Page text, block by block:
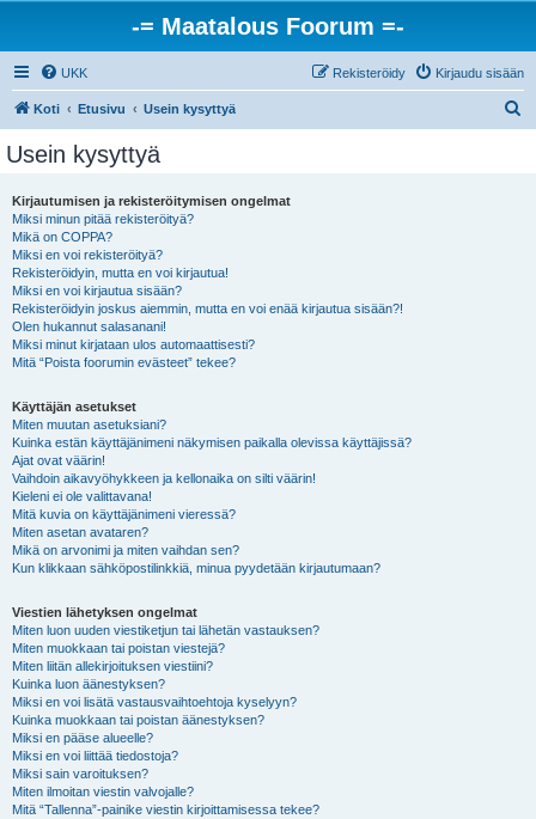
-= Maatalous Foorum =-
UKK Kirjaudu sisään
Rekisteröidy
Koti Etusivu Usein kysyttyä
Usein kysyttyä
Kirjautumisen ja rekisteröitymisen ongelmat
Miksi minun pitää rekisteröityä?
Mikä on COPPA?
Miksi en voi rekisteröityä?
Rekisteröidyin, mutta en voi kirjautua!
Miksi en voi kirjautua sisään?
Rekisteröidyin joskus aiemmin, mutta en voi enää kirjautua sisään?!
Olen hukannut salasanani!
Miksi minut kirjataan ulos automaattisesti?
Mitä “Poista foorumin evästeet” tekee?
Käyttäjän asetukset
Miten muutan asetuksiani?
Kuinka estän käyttäjänimeni näkymisen paikalla olevissa käyttäjissä?
Ajat ovat väärin!
Vaihdoin aikavyöhykkeen ja kellonaika on silti väärin!
Kieleni ei ole valittavana!
Mitä kuvia on käyttäjänimeni vieressä?
Miten asetan avataren?
Mikä on arvonimi ja miten vaihdan sen?
Kun klikkaan sähköpostilinkkiä, minua pyydetään kirjautumaan?
Viestien lähetyksen ongelmat
Miten luon uuden viestiketjun tai lähetän vastauksen?
Miten muokkaan tai poistan viestejä?
Miten liitän allekirjoituksen viestiini?
Kuinka luon äänestyksen?
Miksi en voi lisätä vastausvaihtoehtoja kyselyyn?
Kuinka muokkaan tai poistan äänestyksen?
Miksi en pääse alueelle?
Miksi en voi liittää tiedostoja?
Miksi sain varoituksen?
Miten ilmoitan viestin valvojalle?
Mitä “Tallenna”-painike viestin kirjoittamisessa tekee?